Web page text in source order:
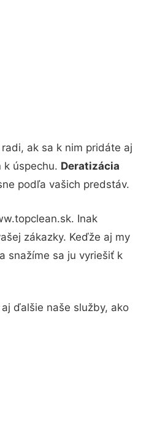
ak sa k nim pridáte aj
k úspechu. Deratizácia
podľa vašich predstáv.
Inak
zákazky. Keďže aj my
snažíme sa ju vyriešiť k
ďalšie naše služby, ako